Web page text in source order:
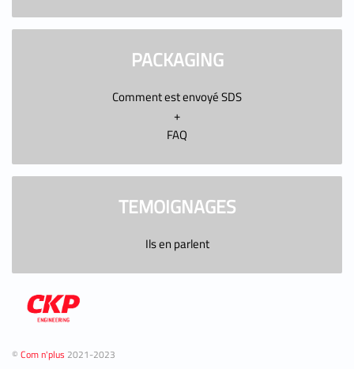
PACKAGING
Comment est envoyé SDS
+
FAQ
TEMOIGNAGES
Ils en parlent
© Com n'plus 2021-2023